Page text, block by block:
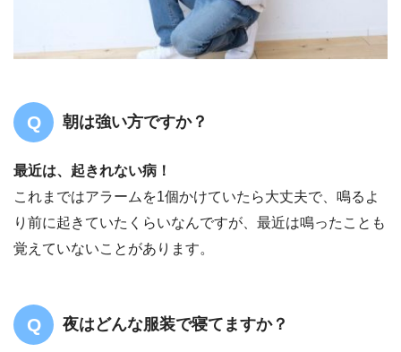
朝は強い方ですか？
最近は、起きれない病！
これまではアラームを1個かけていたら大丈夫で、鳴るよ
り前に起きていたくらいなんですが、最近は鳴ったことも
覚えていないことがあります。
夜はどんな服装で寝てますか？